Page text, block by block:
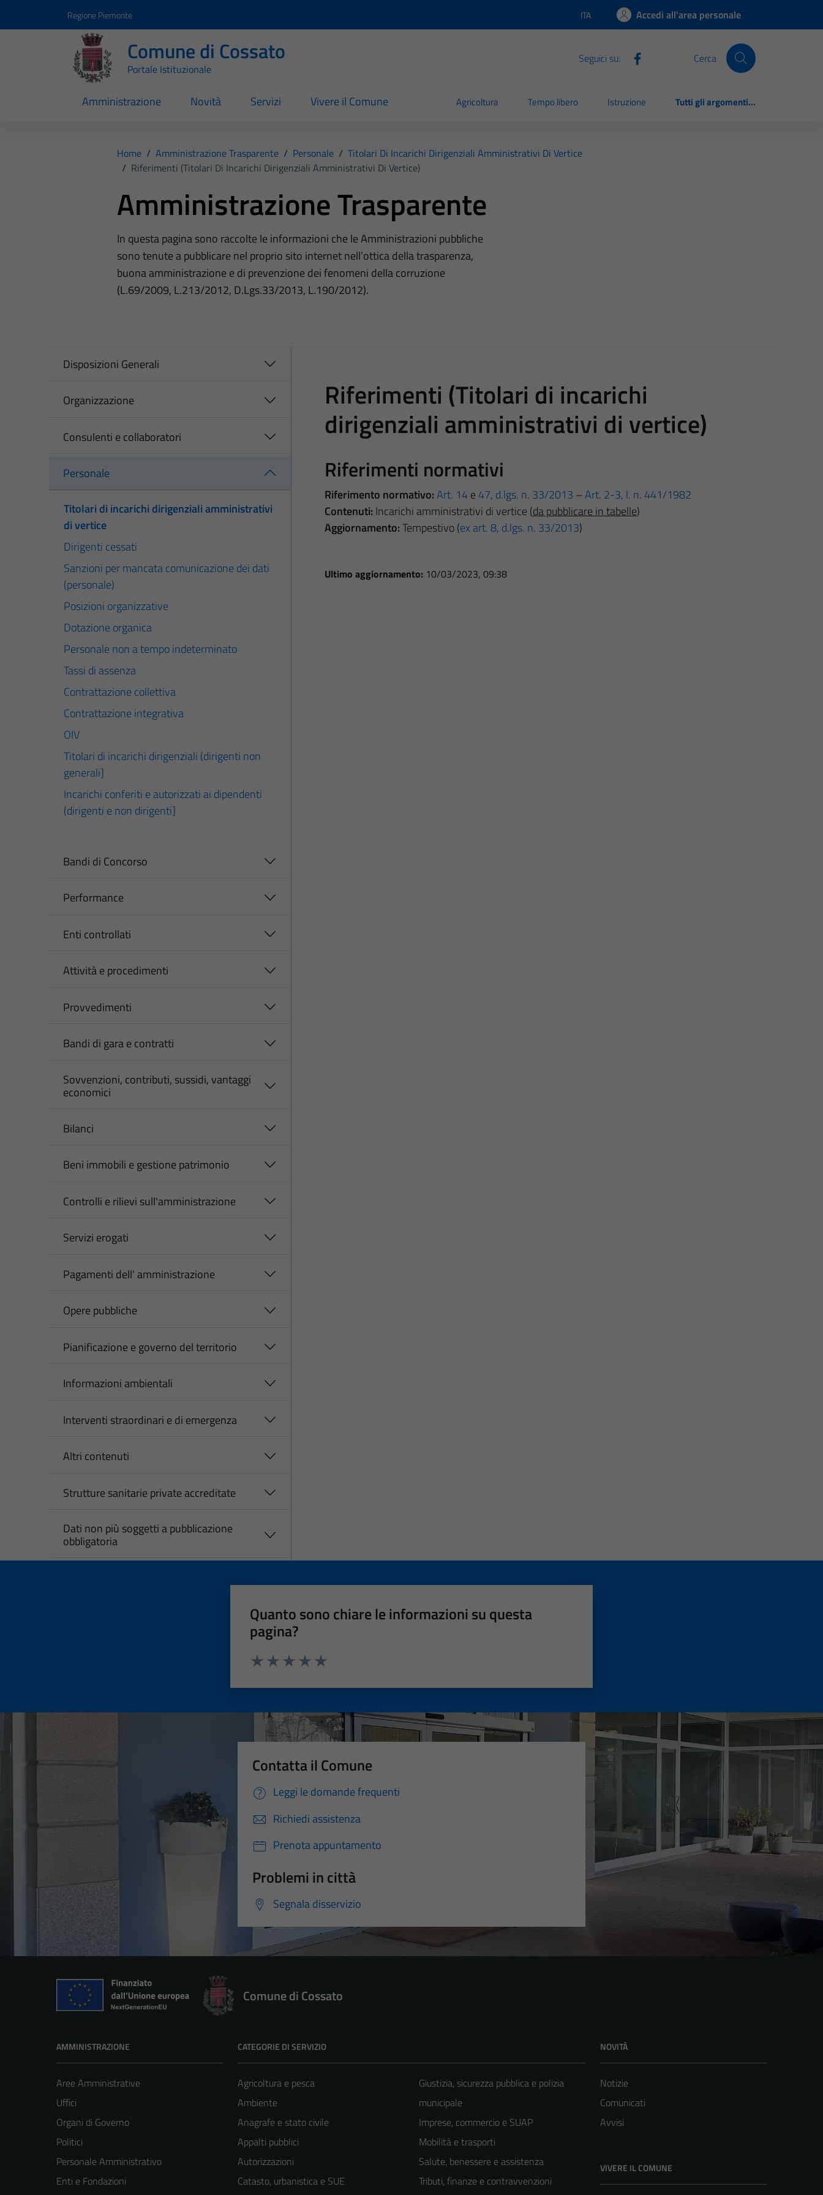
Regione Piemonte Lingua attiva:
ITA Accedi all'area personale
Comune di Cossato
Portale Istituzionale
Seguici su: Cerca
Amministrazione Novità Servizi Vivere il Comune Agricoltura Tempo libero Istruzione Tutti gli argomenti...
Home / Amministrazione Trasparente / Personale / Titolari Di Incarichi Dirigenziali Amministrativi Di Vertice
/ Riferimenti (Titolari Di Incarichi Dirigenziali Amministrativi Di Vertice)
Amministrazione Trasparente
In questa pagina sono raccolte le informazioni che le Amministrazioni pubbliche
sono tenute a pubblicare nel proprio sito internet nell’ottica della trasparenza,
buona amministrazione e di prevenzione dei fenomeni della corruzione
(L.69/2009, L.213/2012, D.Lgs.33/2013, L.190/2012).
Disposizioni Generali
Organizzazione
Consulenti e collaboratori
Personale
Titolari di incarichi dirigenziali amministrativi
di vertice
Dirigenti cessati
Sanzioni per mancata comunicazione dei dati
(personale)
Posizioni organizzative
Dotazione organica
Personale non a tempo indeterminato
Tassi di assenza
Contrattazione collettiva
Contrattazione integrativa
OIV
Titolari di incarichi dirigenziali (dirigenti non
generali]
Incarichi conferiti e autorizzati ai dipendenti
(dirigenti e non dirigenti]
Bandi di Concorso
Performance
Enti controllati
Attività e procedimenti
Provvedimenti
Bandi di gara e contratti
Sovvenzioni, contributi, sussidi, vantaggi
economici
Bilanci
Beni immobili e gestione patrimonio
Controlli e rilievi sull'amministrazione
Servizi erogati
Pagamenti dell' amministrazione
Opere pubbliche
Pianificazione e governo del territorio
Informazioni ambientali
Interventi straordinari e di emergenza
Altri contenuti
Strutture sanitarie private accreditate
Dati non più soggetti a pubblicazione
obbligatoria
Riferimenti (Titolari di incarichi
dirigenziali amministrativi di vertice)
Riferimenti normativi
Riferimento normativo:Art. 14 e 47, d.lgs. n. 33/2013 –Art. 2-3, l. n. 441/1982
Contenuti: Incarichi amministrativi di vertice (da pubblicare in tabelle)
Aggiornamento:Tempestivo (ex art. 8, d.lgs. n. 33/2013)
Ultimo aggiornamento: 10/03/2023, 09:38
Quanto sono chiare le informazioni su questa
pagina?
Contatta il Comune
Leggi le domande frequenti
Richiedi assistenza
Prenota appuntamento
Problemi in città
Segnala disservizio
Comune di Cossato
AMMINISTRAZIONE
Aree Amministrative
Uffici
Organi di Governo
Politici
Personale Amministrativo
Enti e Fondazioni
CATEGORIE DI SERVIZIO
Agricoltura e pesca
Ambiente
Anagrafe e stato civile
Appalti pubblici
Autorizzazioni
Catasto, urbanistica e SUE
Giustizia, sicurezza pubblica e polizia
municipale
Imprese, commercio e SUAP
Mobilità e trasporti
Salute, benessere e assistenza
Tributi, finanze e contravvenzioni
NOVITÀ
Notizie
Comunicati
Avvisi
VIVERE IL COMUNE